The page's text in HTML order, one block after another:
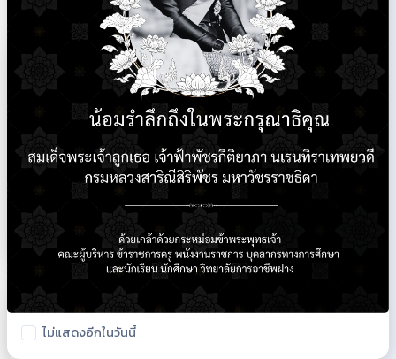
ใบรายชื่อนักเรียน
ตรวจสอบรายชื่อนักศึกษา
ปีการศึกษา 2569
ไม่แสดงอีกในวันนี้